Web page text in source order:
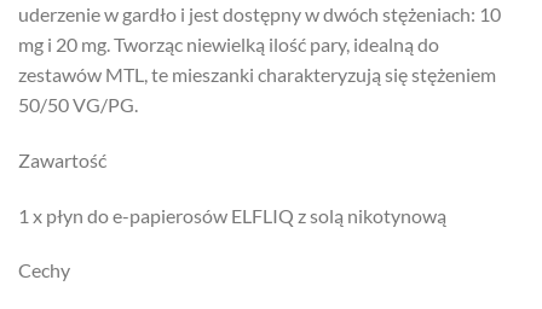
uderzenie w gardło i jest dostępny w dwóch stężeniach: 10
mg i 20 mg. Tworząc niewielką ilość pary, idealną do
zestawów MTL, te mieszanki charakteryzują się stężeniem
50/50 VG/PG.
Zawartość
1 x płyn do e-papierosów ELFLIQ z solą nikotynową
Cechy